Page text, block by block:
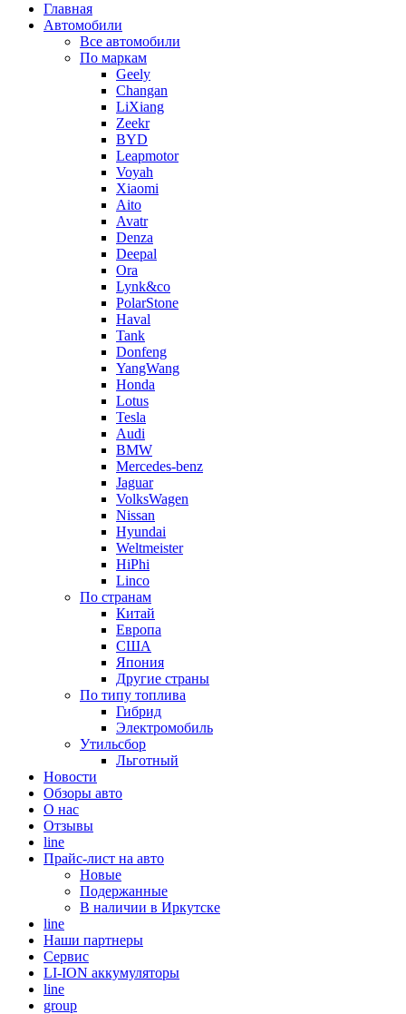
Главная
Автомобили
Все автомобили
По маркам
Geely
Changan
LiXiang
Zeekr
BYD
Leapmotor
Voyah
Xiaomi
Aito
Avatr
Denza
Deepal
Ora
Lynk&co
PolarStone
Haval
Tank
Donfeng
YangWang
Honda
Lotus
Tesla
Audi
BMW
Mercedes-benz
Jaguar
VolksWagen
Nissan
Hyundai
Weltmeister
HiPhi
Linco
По странам
Китай
Европа
США
Япония
Другие страны
По типу топлива
Гибрид
Электромобиль
Утильсбор
Льготный
Новости
Обзоры авто
О нас
Отзывы
line
Прайс-лист на авто
Новые
Подержанные
В наличии в Иркутске
line
Наши партнеры
Cервис
LI-ION аккумуляторы
line
group